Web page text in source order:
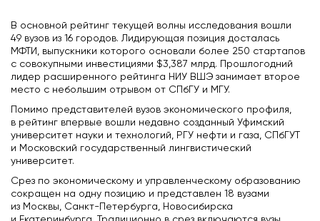
В основной рейтинг текущей волны исследования вошли
49 вузов из 16 городов. Лидирующая позиция досталась
МФТИ, выпускники которого основали более 250 стартапов
с совокупными инвестициями $3,387 млрд. Прошлогодний
лидер расширенного рейтинга НИУ ВШЭ занимает второе
место с небольшим отрывом от СПбГУ и МГУ.
Помимо представителей вузов экономического профиля,
в рейтинг впервые вошли недавно созданный Уфимский
университет науки и технологий, РГУ нефти и газа, СПбГУТ
и Московский государственный лингвистический
университет.
Срез по экономическому и управленческому образованию
сокращен на одну позицию и представлен 18 вузами
из Москвы, Санкт-Петербурга, Новосибирска